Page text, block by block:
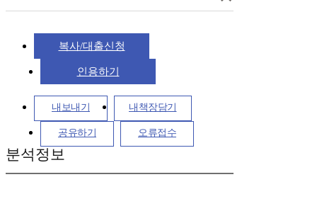
복사/대출신청
인용하기
내보내기 내책장담기
공유하기 오류접수
분석정보